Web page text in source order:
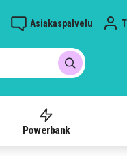
Asiakaspalvelu
Powerbank